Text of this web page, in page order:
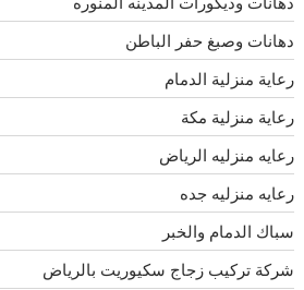
دهانات وصبغ حفر الباطن
رعاية منزلية الدمام
رعاية منزلية مكة
رعايه منزليه الرياض
رعايه منزليه جده
سباك الدمام والخبر
شركة تركيب زجاج سكيوريت بالرياض